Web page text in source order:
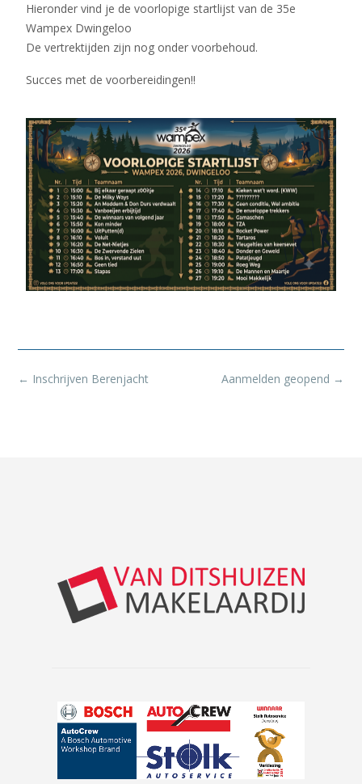
Hieronder vind je de voorlopige startlijst van de 35e
Wampex Dwingeloo
De vertrektijden zijn nog onder voorbehoud.
Succes met de voorbereidingen!!
Aanmelden geopend →
← Inschrijven Berenjacht